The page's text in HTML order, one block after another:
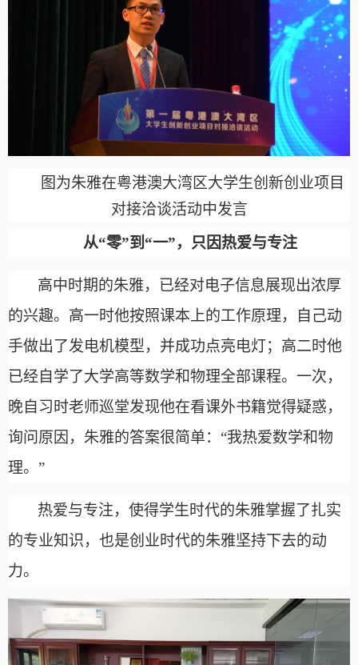
图为朱雅在粤港澳大湾区大学生创新创业项目
对接洽谈活动中发言
从“零”到“一”，只因热爱与专注
高中时期的朱雅，已经对电子信息展现出浓厚
的兴趣。高一时他按照课本上的工作原理，自己动
手做出了发电机模型，并成功点亮电灯；高二时他
已经自学了大学高等数学和物理全部课程。一次，
晚自习时老师巡堂发现他在看课外书籍觉得疑惑，
询问原因，朱雅的答案很简单： “我热爱数学和物
理。”
热爱与专注，使得学生时代的朱雅掌握了扎实
的专业知识，也是创业时代的朱雅坚持下去的动
力。